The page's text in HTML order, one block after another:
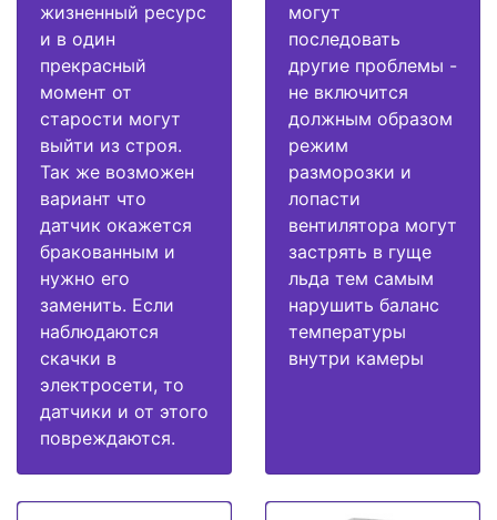
жизненный ресурс
и в один
прекрасный
момент от
старости могут
выйти из строя.
Так же возможен
вариант что
датчик окажется
бракованным и
нужно его
заменить. Если
наблюдаются
скачки в
электросети, то
датчики и от этого
повреждаются.
могут
последовать
другие проблемы -
не включится
должным образом
режим
разморозки и
лопасти
вентилятора могут
застрять в гуще
льда тем самым
нарушить баланс
температуры
внутри камеры